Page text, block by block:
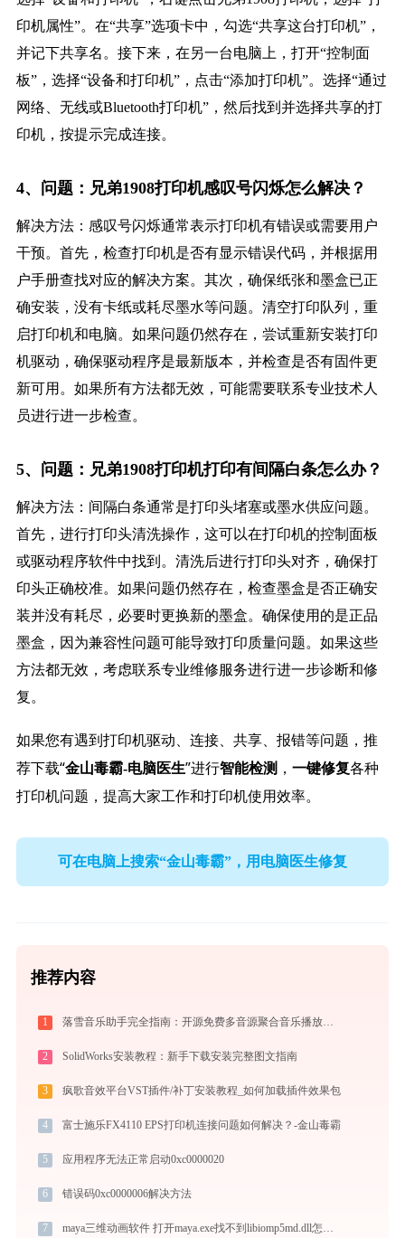
印机属性”。在“共享”选项卡中，勾选“共享这台打印机”，
并记下共享名。接下来，在另一台电脑上，打开“控制面
板”，选择“设备和打印机”，点击“添加打印机”。选择“通过
网络、无线或Bluetooth打印机”，然后找到并选择共享的打
印机，按提示完成连接。
4、问题：兄弟1908打印机感叹号闪烁怎么解决？
解决方法：感叹号闪烁通常表示打印机有错误或需要用户
干预。首先，检查打印机是否有显示错误代码，并根据用
户手册查找对应的解决方案。其次，确保纸张和墨盒已正
确安装，没有卡纸或耗尽墨水等问题。清空打印队列，重
启打印机和电脑。如果问题仍然存在，尝试重新安装打印
机驱动，确保驱动程序是最新版本，并检查是否有固件更
新可用。如果所有方法都无效，可能需要联系专业技术人
员进行进一步检查。
5、问题：兄弟1908打印机打印有间隔白条怎么办？
解决方法：间隔白条通常是打印头堵塞或墨水供应问题。
首先，进行打印头清洗操作，这可以在打印机的控制面板
或驱动程序软件中找到。清洗后进行打印头对齐，确保打
印头正确校准。如果问题仍然存在，检查墨盒是否正确安
装并没有耗尽，必要时更换新的墨盒。确保使用的是正品
墨盒，因为兼容性问题可能导致打印质量问题。如果这些
方法都无效，考虑联系专业维修服务进行进一步诊断和修
复。
如果您有遇到打印机驱动、连接、共享、报错等问题，推
荐下载“金山毒霸-电脑医生”进行智能检测， 一键修复各种
打印机问题，提高大家工作和打印机使用效率。
可在电脑上搜索“金山毒霸”，用电脑医生修复
推荐内容
1 落雪音乐助手完全指南：开源免费多音源聚合音乐播放器的安装、配置与使用技巧（2026最新）
2 SolidWorks安装教程：新手下载安装完整图文指南
3 疯歌音效平台VST插件/补丁安装教程_如何加载插件效果包
4 富士施乐FX4110 EPS打印机连接问题如何解决？-金山毒霸
5 应用程序无法正常启动0xc0000020
6 错误码0xc0000006解决方法
7 maya三维动画软件 打开maya.exe找不到libiomp5md.dll怎么办